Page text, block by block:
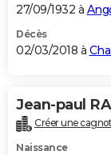
27/09/1932 à
Décès
02/03/2018 à
Jean-paul
Créer une
Naissance